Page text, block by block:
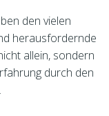
den vielen
herausfordernde
allein, sondern
durch den